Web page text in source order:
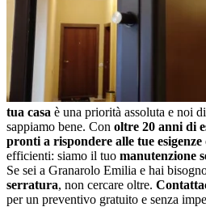
tua casa è una priorità assoluta e noi
sappiamo bene. Con oltre 20 anni di
pronti a rispondere alle tue esigenze
efficienti: siamo il tuo manutenzione
Se sei a Granarolo Emilia e hai
serratura, non cercare oltre.
per un preventivo gratuito e senza